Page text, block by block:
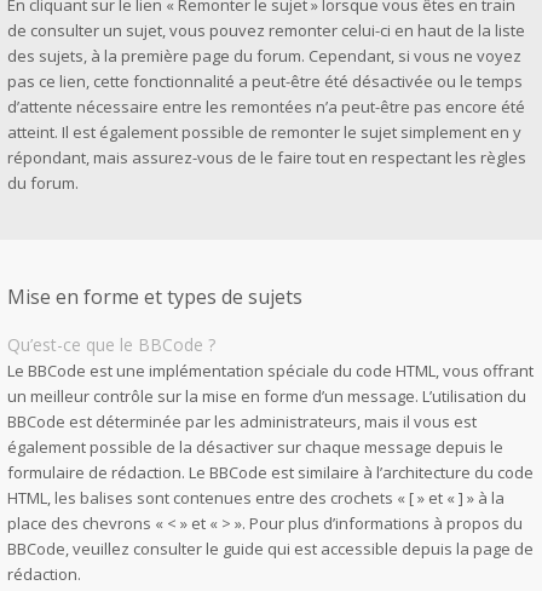
En cliquant sur le lien « Remonter le sujet » lorsque vous êtes en train
de consulter un sujet, vous pouvez remonter celui-ci en haut de la liste
des sujets, à la première page du forum. Cependant, si vous ne voyez
pas ce lien, cette fonctionnalité a peut-être été désactivée ou le temps
d’attente nécessaire entre les remontées n’a peut-être pas encore été
atteint. Il est également possible de remonter le sujet simplement en y
répondant, mais assurez-vous de le faire tout en respectant les règles
du forum.
Mise en forme et types de sujets
Qu’est-ce que le BBCode ?
Le BBCode est une implémentation spéciale du code HTML, vous offrant
un meilleur contrôle sur la mise en forme d’un message. L’utilisation du
BBCode est déterminée par les administrateurs, mais il vous est
également possible de la désactiver sur chaque message depuis le
formulaire de rédaction. Le BBCode est similaire à l’architecture du code
HTML, les balises sont contenues entre des crochets « [ » et « ] » à la
place des chevrons « < » et « > ». Pour plus d’informations à propos du
BBCode, veuillez consulter le guide qui est accessible depuis la page de
rédaction.